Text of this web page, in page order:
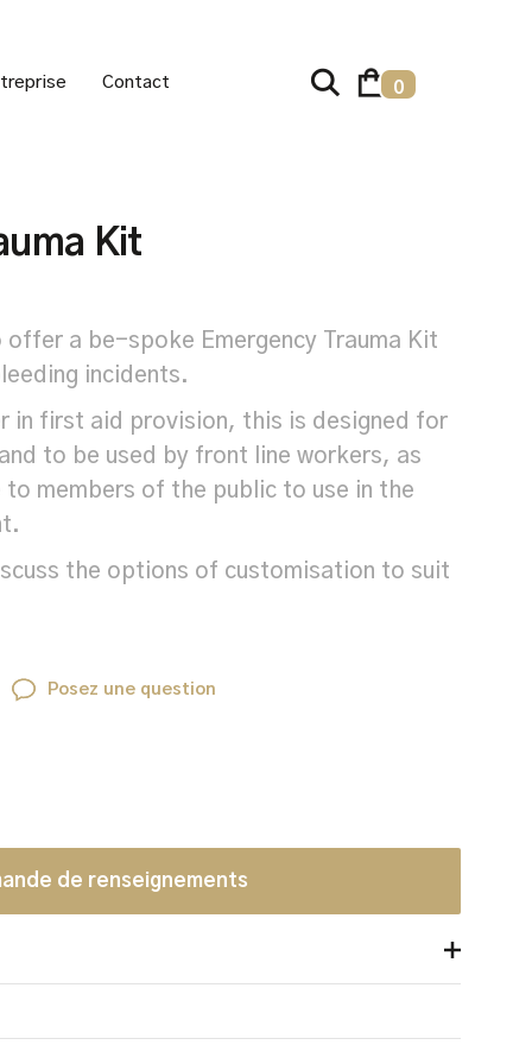
Contact 0
Kit
a be-spoke Emergency Trauma Kit
incidents.
in first aid provision, this is designed for
to be used by front line workers, as
to members of the public to use in the
the options of customisation to suit
Posez une question
de renseignements